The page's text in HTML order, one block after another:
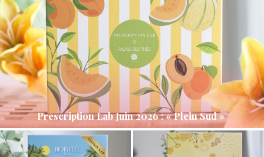
Prescription Lab Juin 2026 : « Plein Sud »